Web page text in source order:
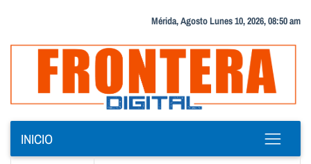
Mérida, Agosto Lunes 10, 2026, 08:50 am
INICIO